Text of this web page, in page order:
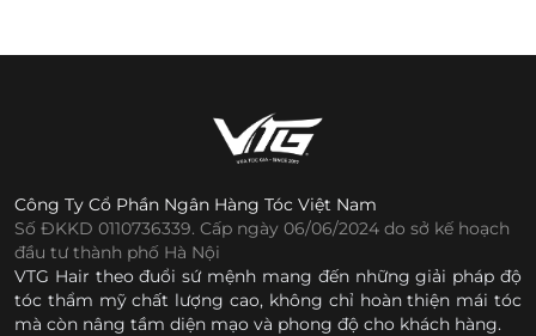
Công Ty Cổ Phần Ngân Hàng Tóc Việt Nam
Số ĐKKD 0110736339. Cấp ngày 06/06/2024 do sở kế hoạch
đầu tư thành phố Hà Nội
VTG Hair theo đuổi sứ mệnh mang đến những giải pháp độ
tóc thẩm mỹ chất lượng cao, không chỉ hoàn thiện mái tóc
mà còn nâng tầm diện mạo và phong độ cho khách hàng.